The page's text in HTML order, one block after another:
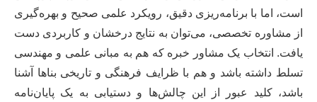
است، اما با برنامه‌ریزی دقیق، رویکرد علمی صحیح و بهره‌گیری
از مشاوره تخصصی، می‌توان به نتایج درخشان و کاربردی دست
یافت. انتخاب یک مشاور خبره که هم به مبانی علمی و مهندسی
تسلط داشته باشد و هم با ظرایف فرهنگی و تاریخی بناها آشنا
باشد، کلید عبور از این چالش‌ها و دستیابی به یک پایان‌نامه